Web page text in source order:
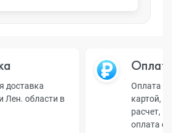
доставка
Лен. области в
Оплата
картой,
расчет,
оплата